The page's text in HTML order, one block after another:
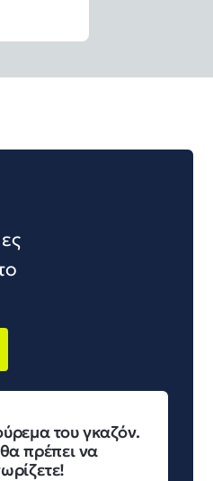
του γκαζόν.
θα πρέπει να